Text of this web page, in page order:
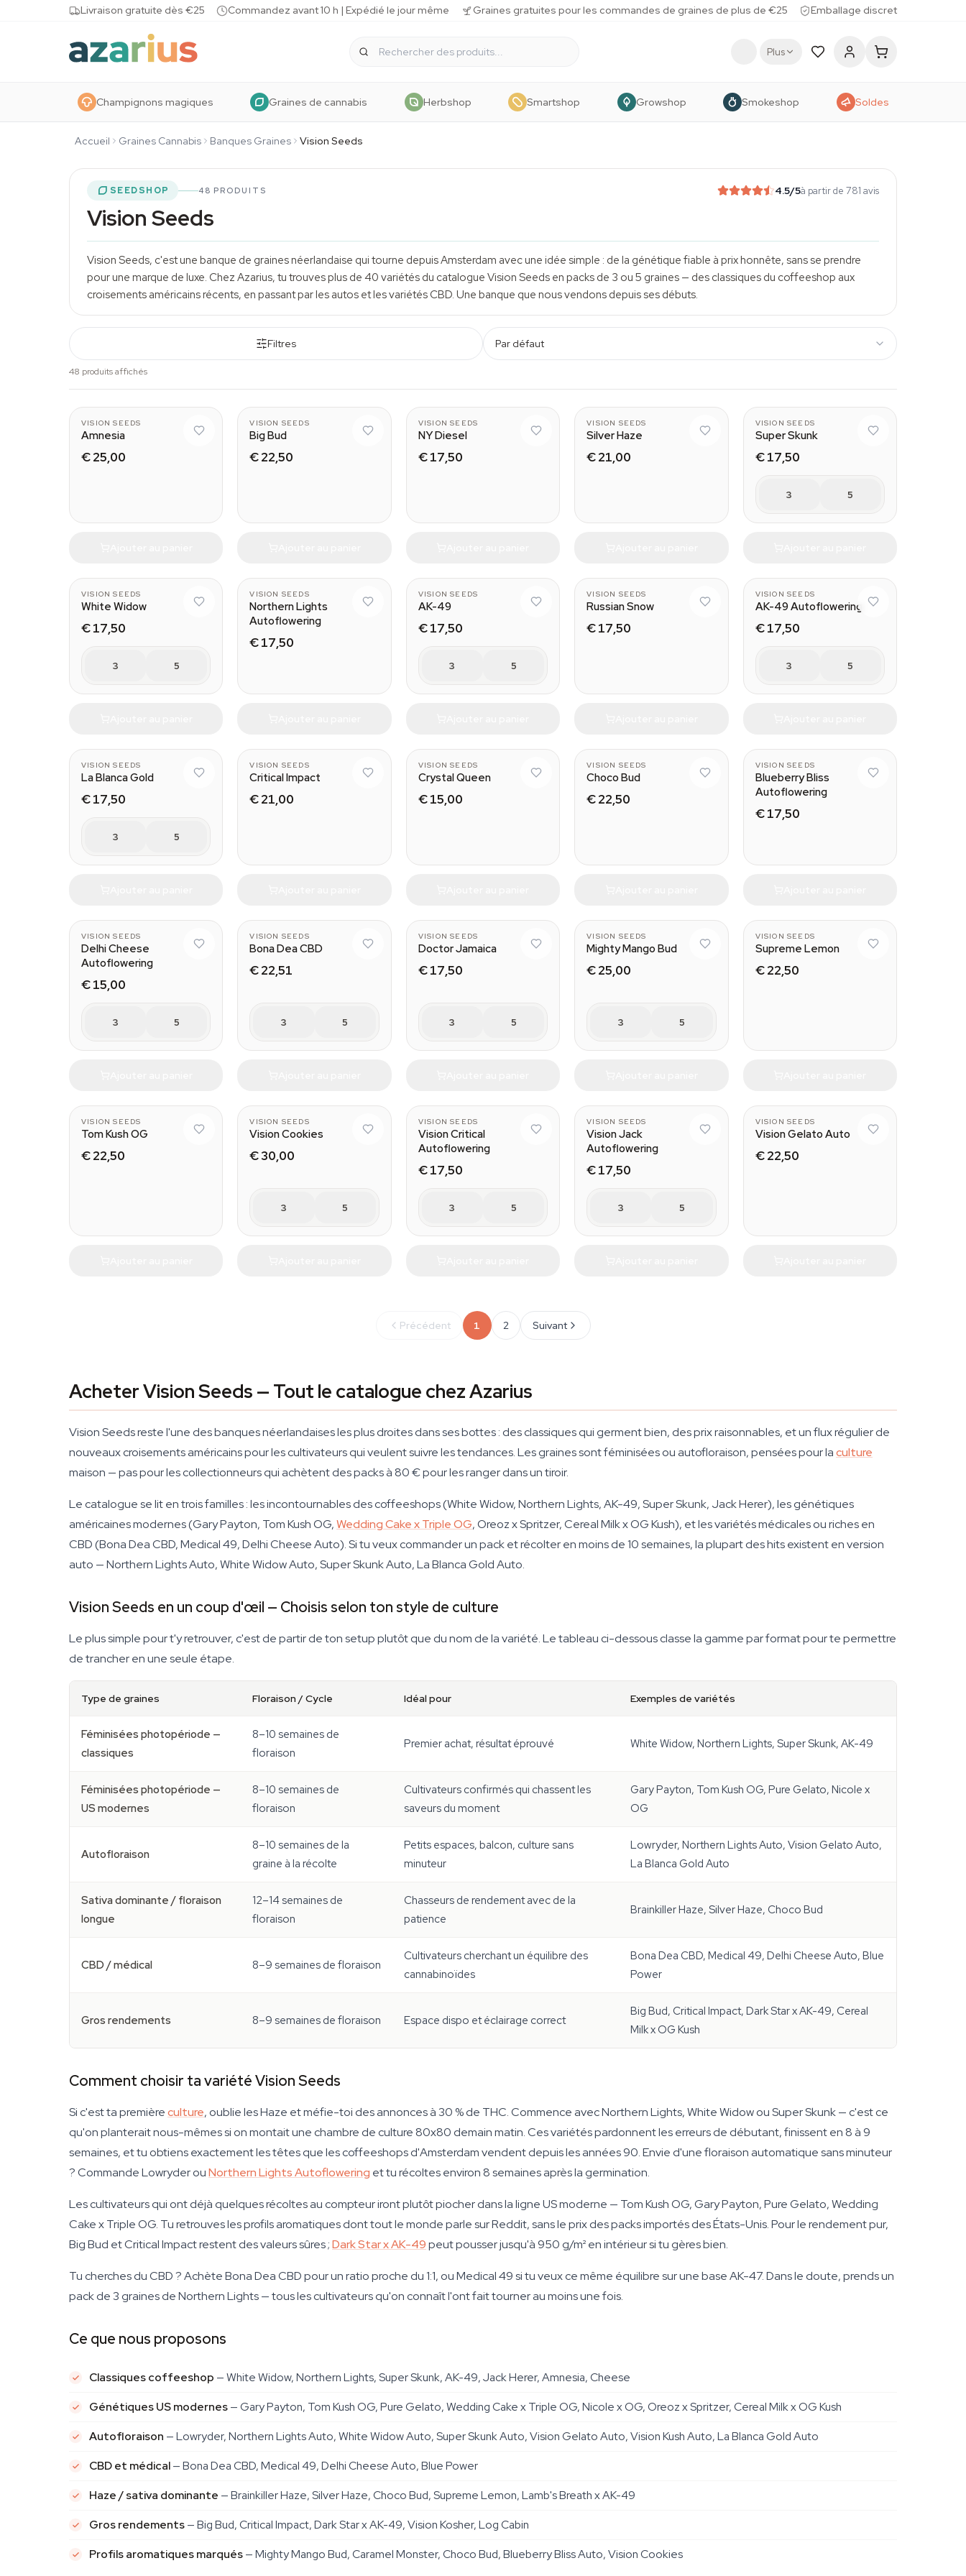
Skip to contentLivraison gratuite dès €25 Commandez avant 10 h | Expédié le jour même Graines gratuites pour les commandes de graines de plus de €25 Emballage discret
Plus
Champignons magiques Graines de cannabis Herbshop Smartshop Growshop Smokeshop Soldes
Accueil Graines Cannabis Banques Graines Vision Seeds
SEEDSHOP 48 PRODUITS 4.5/5à partir de 781 avis
Vision Seeds
Vision Seeds, c'est une banque de graines néerlandaise qui tourne depuis Amsterdam avec une idée simple : de la génétique fiable à prix honnête, sans se prendre
pour une marque de luxe. Chez Azarius, tu trouves plus de 40 variétés du catalogue Vision Seeds en packs de 3 ou 5 graines — des classiques du coffeeshop aux
croisements américains récents, en passant par les autos et les variétés CBD. Une banque que nous vendons depuis ses débuts.
Filtres Par défaut
48 produits affichés
VISION SEEDS
Amnesia
€ 25,00
VISION SEEDS
Big Bud
€ 22,50
VISION SEEDS
NY Diesel
€ 17,50
VISION SEEDS
Silver Haze
€ 21,00
VISION SEEDS
Super Skunk
€ 17,50
3 5
VISION SEEDS
White Widow
€ 17,50
3 5
VISION SEEDS
Northern Lights
Autoflowering
€ 17,50
VISION SEEDS
AK-49
€ 17,50
3 5
VISION SEEDS
Russian Snow
€ 17,50
VISION SEEDS
AK-49 Autoflowering
€ 17,50
3 5
VISION SEEDS
La Blanca Gold
€ 17,50
3 5
VISION SEEDS
Critical Impact
€ 21,00
VISION SEEDS
Crystal Queen
€ 15,00
VISION SEEDS
Choco Bud
€ 22,50
VISION SEEDS
Blueberry Bliss
Autoflowering
€ 17,50
VISION SEEDS
Delhi Cheese
Autoflowering
€ 15,00
3 5
VISION SEEDS
Bona Dea CBD
€ 22,51
3 5
VISION SEEDS
Doctor Jamaica
€ 17,50
3 5
VISION SEEDS
Mighty Mango Bud
€ 25,00
3 5
VISION SEEDS
Supreme Lemon
€ 22,50
VISION SEEDS
Tom Kush OG
€ 22,50
VISION SEEDS
Vision Cookies
€ 30,00
3 5
VISION SEEDS
Vision Critical
Autoflowering
€ 17,50
3 5
VISION SEEDS
Vision Jack
Autoflowering
€ 17,50
3 5
VISION SEEDS
Vision Gelato Auto
€ 22,50
Précédent 1 2 Suivant
Acheter Vision Seeds — Tout le catalogue chez Azarius
Vision Seeds reste l'une des banques néerlandaises les plus droites dans ses bottes : des classiques qui germent bien, des prix raisonnables, et un flux régulier de
nouveaux croisements américains pour les cultivateurs qui veulent suivre les tendances. Les graines sont féminisées ou autofloraison, pensées pour laculture
maison — pas pour les collectionneurs qui achètent des packs à 80 € pour les ranger dans un tiroir.
Le catalogue se lit en trois familles : les incontournables des coffeeshops (White Widow, Northern Lights, AK-49, Super Skunk, Jack Herer), les génétiques
américaines modernes (Gary Payton, Tom Kush OG,Wedding Cake x Triple OG, Oreoz x Spritzer, Cereal Milk x OG Kush), et les variétés médicales ou riches en
CBD (Bona Dea CBD, Medical 49, Delhi Cheese Auto). Si tu veux commander un pack et récolter en moins de 10 semaines, la plupart des hits existent en version
auto — Northern Lights Auto, White Widow Auto, Super Skunk Auto, La Blanca Gold Auto.
Vision Seeds en un coup d'œil — Choisis selon ton style de culture
Le plus simple pour t'y retrouver, c'est de partir de ton setup plutôt que du nom de la variété. Le tableau ci-dessous classe la gamme par format pour te permettre
de trancher en une seule étape.
Type de graines Floraison / Cycle Idéal pour Exemples de variétés
Féminisées photopériode —
classiques
8–10 semaines de
floraison
Premier achat, résultat éprouvé White Widow, Northern Lights, Super Skunk, AK-49
Féminisées photopériode —
US modernes
8–10 semaines de
floraison
Cultivateurs confirmés qui chassent les
saveurs du moment
Gary Payton, Tom Kush OG, Pure Gelato, Nicole x
OG
Autofloraison
8–10 semaines de la
graine à la récolte
Petits espaces, balcon, culture sans
minuteur
Lowryder, Northern Lights Auto, Vision Gelato Auto,
La Blanca Gold Auto
Sativa dominante / floraison
longue
12–14 semaines de
floraison
Chasseurs de rendement avec de la
patience
Brainkiller Haze, Silver Haze, Choco Bud
CBD / médical 8–9 semaines de floraison
Cultivateurs cherchant un équilibre des
cannabinoïdes
Bona Dea CBD, Medical 49, Delhi Cheese Auto, Blue
Power
Gros rendements 8–9 semaines de floraison Espace dispo et éclairage correct
Big Bud, Critical Impact, Dark Star x AK-49, Cereal
Milk x OG Kush
Comment choisir ta variété Vision Seeds
Si c'est ta premièreculture, oublie les Haze et méfie-toi des annonces à 30 % de THC. Commence avec Northern Lights, White Widow ou Super Skunk — c'est ce
qu'on planterait nous-mêmes si on montait une chambre de culture 80x80 demain matin. Ces variétés pardonnent les erreurs de débutant, finissent en 8 à 9
semaines, et tu obtiens exactement les têtes que les coffeeshops d'Amsterdam vendent depuis les années 90. Envie d'une floraison automatique sans minuteur
? Commande Lowryder ouNorthern Lights Autoflowering et tu récoltes environ 8 semaines après la germination.
Les cultivateurs qui ont déjà quelques récoltes au compteur iront plutôt piocher dans la ligne US moderne — Tom Kush OG, Gary Payton, Pure Gelato, Wedding
Cake x Triple OG. Tu retrouves les profils aromatiques dont tout le monde parle sur Reddit, sans le prix des packs importés des États-Unis. Pour le rendement pur,
Big Bud et Critical Impact restent des valeurs sûres ;Dark Star x AK-49peut pousser jusqu'à 950 g/m² en intérieur si tu gères bien.
Tu cherches du CBD ? Achète Bona Dea CBD pour un ratio proche du 1:1, ou Medical 49 si tu veux ce même équilibre sur une base AK-47. Dans le doute, prends un
pack de 3 graines de Northern Lights — tous les cultivateurs qu'on connaît l'ont fait tourner au moins une fois.
Ce que nous proposons
Classiques coffeeshop — White Widow, Northern Lights, Super Skunk, AK-49, Jack Herer, Amnesia, Cheese
Génétiques US modernes— Gary Payton, Tom Kush OG, Pure Gelato, Wedding Cake x Triple OG, Nicole x OG, Oreoz x Spritzer, Cereal Milk x OG Kush
Autofloraison — Lowryder, Northern Lights Auto, White Widow Auto, Super Skunk Auto, Vision Gelato Auto, Vision Kush Auto, La Blanca Gold Auto
CBD et médical— Bona Dea CBD, Medical 49, Delhi Cheese Auto, Blue Power
Haze / sativa dominante — Brainkiller Haze, Silver Haze, Choco Bud, Supreme Lemon, Lamb's Breath x AK-49
Gros rendements— Big Bud, Critical Impact, Dark Star x AK-49, Vision Kosher, Log Cabin
Profils aromatiques marqués— Mighty Mango Bud, Caramel Monster, Choco Bud, Blueberry Bliss Auto, Vision Cookies